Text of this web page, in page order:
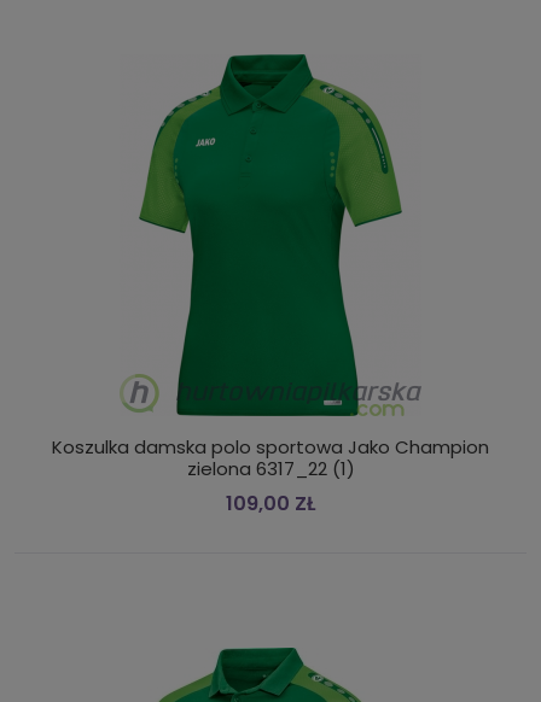
Koszulka damska polo sportowa Jako Champion
zielona 6317_22 (1)
109,00 ZŁ